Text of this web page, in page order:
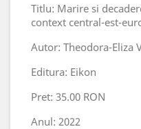
Titlu: Marire si
context central-est-
Autor: Theodora-Eliza
Editura: Eikon
Pret: 35.00 RON
Anul: 2022